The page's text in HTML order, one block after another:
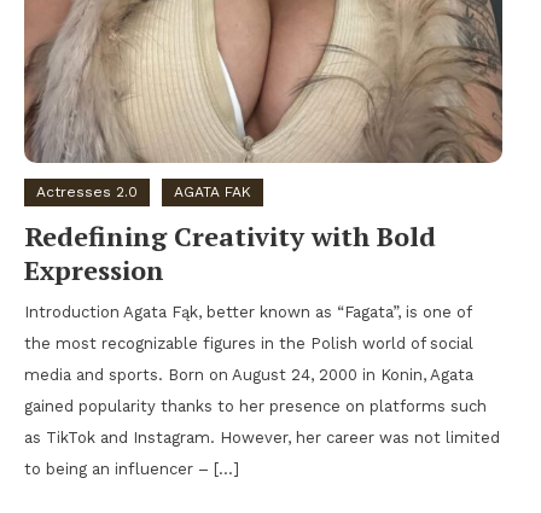
Actresses 2.0 AGATA FAK
Redefining Creativity with Bold
Expression
Introduction Agata Fąk, better known as “Fagata”, is one of
the most recognizable figures in the Polish world of social
media and sports. Born on August 24, 2000 in Konin, Agata
gained popularity thanks to her presence on platforms such
as TikTok and Instagram. However, her career was not limited
to being an influencer – […]